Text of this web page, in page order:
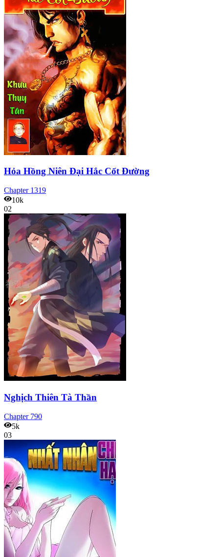
Hỏa Hồng Niên Đại Hắc Cốt Đường
Chapter 1319
10k
02
Nghịch Thiên Tà Thần
Chapter 790
5k
03